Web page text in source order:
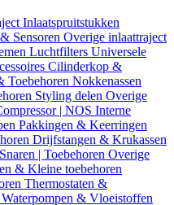
Inlaatspruitstukken
Sensoren Overige inlaattraject
Luchtfilters Universele
Cilinderkop &
Toebehoren Nokkenassen
Styling delen Overige
| NOS Interne
Pakkingen & Keerringen
Drijfstangen & Krukassen
| Toebehoren Overige
& Kleine toebehoren
Thermostaten &
Waterpompen & Vloeistoffen